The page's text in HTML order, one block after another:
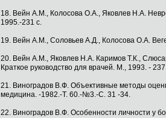
18. Вейн A.M., Колосова O.A., Яковлев H.A.
1995.-231 с.
19. Вейн A.M., Соловьев А.Д., Колосова O.A.
20. Вейн A.M., Яковлев H.A. Каримов Т.К.,
Краткое руководство для врачей. М., 1993. - 237
21. Виноградов В.Ф. Объективные методы
медицина. -1982.-Т. 60.-№3.-С. 31 -34.
22. Виноградов В.Ф. Особенности личности у